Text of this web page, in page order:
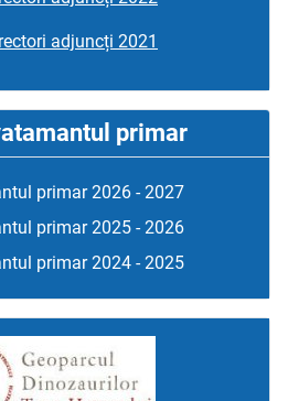
adjuncți 2021
primar
primar 2026 - 2027
primar 2025 - 2026
primar 2024 - 2025